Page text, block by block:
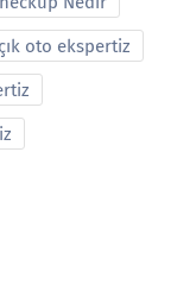
oto ekspertiz